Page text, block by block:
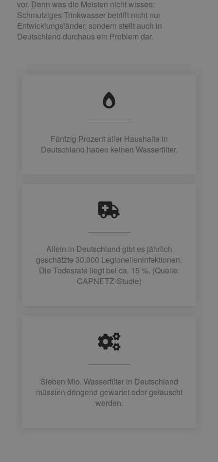
vor. Denn was die Meisten nicht wissen:
Schmutziges Trinkwasser betrifft nicht nur
Entwicklungsländer, sondern stellt auch in
Deutschland durchaus ein Problem dar.
Fünfzig Prozent aller Haushalte in
Deutschland haben keinen Wasserfilter.
Allein in Deutschland gibt es jährlich
geschätzte 30.000 Legionelleninfektionen.
Die Todesrate liegt bei ca. 15 %. (Quelle:
CAPNETZ-Studie)
Sieben Mio. Wasserfilter in Deutschland
müssten dringend gewartet oder getauscht
werden.